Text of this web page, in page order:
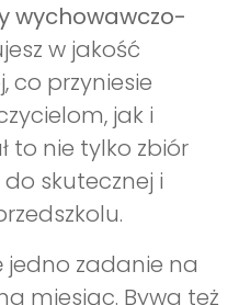
wychowawczo-
w jakość
co przyniesie
jak i
to nie tylko zbiór
skutecznej i
jedno zadanie na
miesiąc. Bywa też